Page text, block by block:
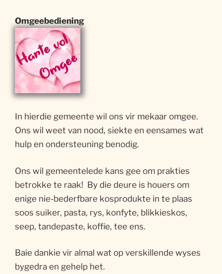
Omgeebediening
In hierdie gemeente wil ons vir mekaar omgee.
Ons wil weet van nood, siekte en eensames wat
hulp en ondersteuning benodig.
Ons wil gemeentelede kans gee om prakties
betrokke te raak! By die deure is houers om
enige nie-bederfbare kosprodukte in te plaas
soos suiker, pasta, rys, konfyte, blikkieskos,
seep, tandepaste, koffie, tee ens.
Baie dankie vir almal wat op verskillende wyses
bygedra en gehelp het.